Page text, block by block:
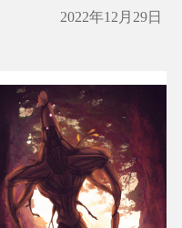
2022年12月29日
も びと